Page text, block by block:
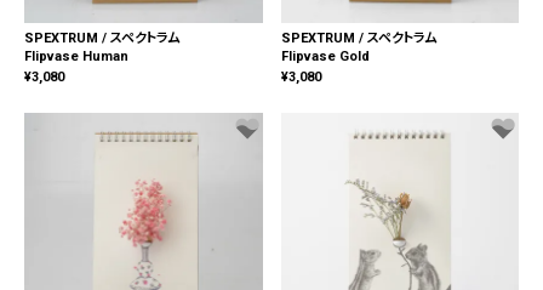
SPEXTRUM / スペクトラム
Flipvase Human
¥3,080
SPEXTRUM / スペクトラム
Flipvase Gold
¥3,080